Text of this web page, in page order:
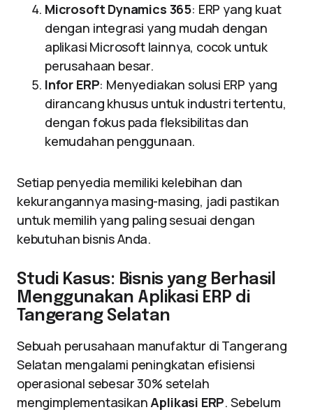
Microsoft Dynamics 365: ERP yang kuat
dengan integrasi yang mudah dengan
aplikasi Microsoft lainnya, cocok untuk
perusahaan besar.
Infor ERP: Menyediakan solusi ERP yang
dirancang khusus untuk industri tertentu,
dengan fokus pada fleksibilitas dan
kemudahan penggunaan.
Setiap penyedia memiliki kelebihan dan
kekurangannya masing-masing, jadi pastikan
untuk memilih yang paling sesuai dengan
kebutuhan bisnis Anda.
Studi Kasus: Bisnis yang Berhasil
Menggunakan Aplikasi ERP di
Tangerang Selatan
Sebuah perusahaan manufaktur di Tangerang
Selatan mengalami peningkatan efisiensi
operasional sebesar 30% setelah
mengimplementasikanAplikasi ERP. Sebelum